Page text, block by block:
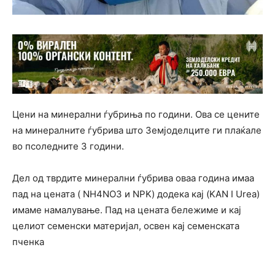
Цени на минерални ѓубриња по години. Ова се цените
на минералните ѓубрива што Земјоделците ги плаќале
во псоледните 3 години.
Дел од тврдите минерални ѓубрива оваа година имаа
пад на цената ( NH4NO3 и NPK) додека кај (KAN I Urea)
имаме намалување. Пад на цената бележиме и кај
целиот семенски материјал, освен кај семенската
пченка